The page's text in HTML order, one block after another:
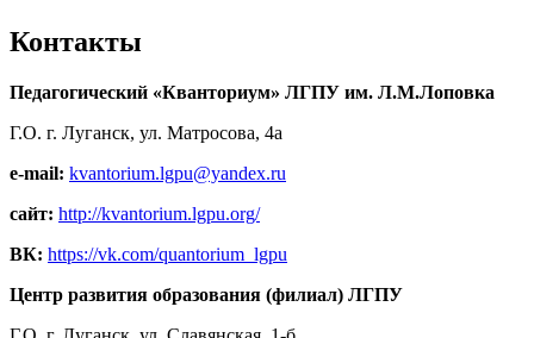
Контакты
Педагогический «Кванториум» ЛГПУ им. Л.М.Лоповка
Г.О. г. Луганск, ул. Матросова, 4а
e-mail: kvantorium.lgpu@yandex.ru
сайт: http://kvantorium.lgpu.org/
ВК: https://vk.com/quantorium_lgpu
Центр развития образования (филиал) ЛГПУ